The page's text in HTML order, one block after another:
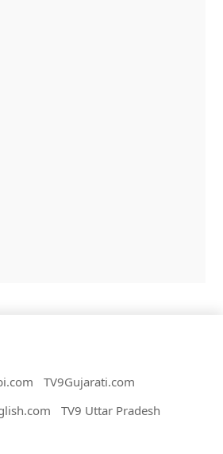
TV9Gujarati.com
TV9 Uttar Pradesh